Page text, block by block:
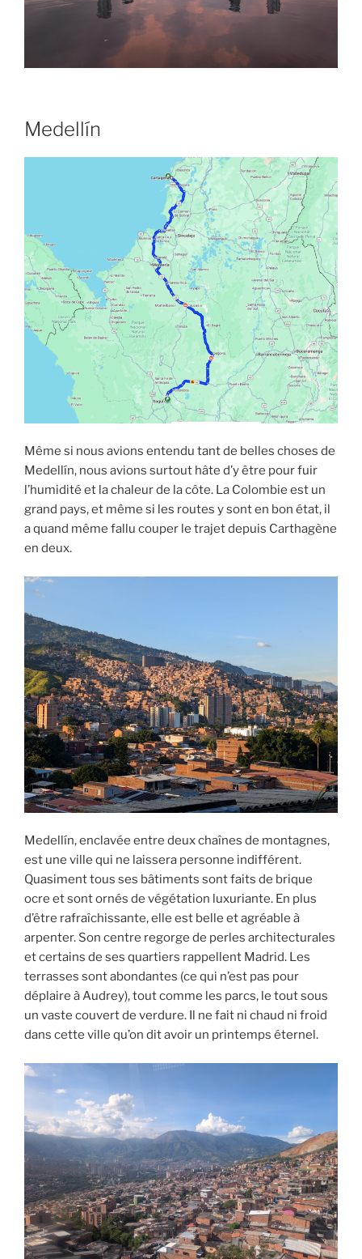
Medellín
Même si nous avions entendu tant de belles choses de
Medellín, nous avions surtout hâte d’y être pour fuir
l’humidité et la chaleur de la côte. La Colombie est un
grand pays, et même si les routes y sont en bon état, il
a quand même fallu couper le trajet depuis Carthagène
en deux.
Medellín, enclavée entre deux chaînes de montagnes,
est une ville qui ne laissera personne indifférent.
Quasiment tous ses bâtiments sont faits de brique
ocre et sont ornés de végétation luxuriante. En plus
d’être rafraîchissante, elle est belle et agréable à
arpenter. Son centre regorge de perles architecturales
et certains de ses quartiers rappellent Madrid. Les
terrasses sont abondantes (ce qui n’est pas pour
déplaire à Audrey), tout comme les parcs, le tout sous
un vaste couvert de verdure. Il ne fait ni chaud ni froid
dans cette ville qu’on dit avoir un printemps éternel.